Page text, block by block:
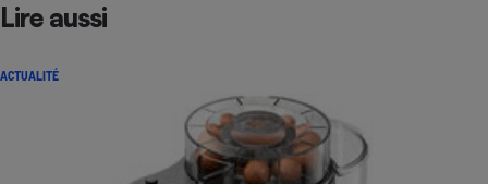
Lire aussi
ACTUALITÉ